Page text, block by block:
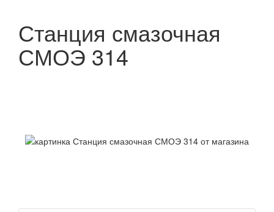
Станция смазочная
СМОЭ 314